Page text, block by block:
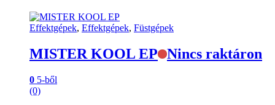
Effektgépek, Effektgépek, Füstgépek
MISTER KOOL EP Nincs raktáron
0 5-ből
(0)